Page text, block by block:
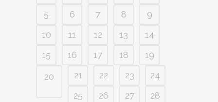
5
6 7 8
9
10
11 12 13
14
15
16 17 18 19
20 21 22 23
24
25
26 27
28